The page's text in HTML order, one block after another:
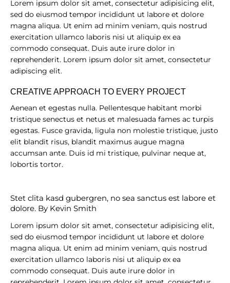
Lorem ipsum dolor sit amet, consectetur adipisicing elit,
sed do eiusmod tempor incididunt ut labore et dolore
magna aliqua. Ut enim ad minim veniam, quis nostrud
exercitation ullamco laboris nisi ut aliquip ex ea
commodo consequat. Duis aute irure dolor in
reprehenderit. Lorem ipsum dolor sit amet, consectetur
adipiscing elit.
CREATIVE APPROACH TO EVERY PROJECT
Aenean et egestas nulla. Pellentesque habitant morbi
tristique senectus et netus et malesuada fames ac turpis
egestas. Fusce gravida, ligula non molestie tristique, justo
elit blandit risus, blandit maximus augue magna
accumsan ante. Duis id mi tristique, pulvinar neque at,
lobortis tortor.
Stet clita kasd gubergren, no sea sanctus est labore et
dolore. By Kevin Smith
Lorem ipsum dolor sit amet, consectetur adipisicing elit,
sed do eiusmod tempor incididunt ut labore et dolore
magna aliqua. Ut enim ad minim veniam, quis nostrud
exercitation ullamco laboris nisi ut aliquip ex ea
commodo consequat. Duis aute irure dolor in